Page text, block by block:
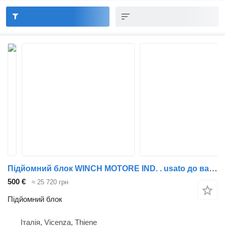
Підйомний блок WINCH MOTORE IND. . usato до вантажівки
500 € ≈ 25 720 грн
Підйомний блок
Італія, Vicenza, Thiene